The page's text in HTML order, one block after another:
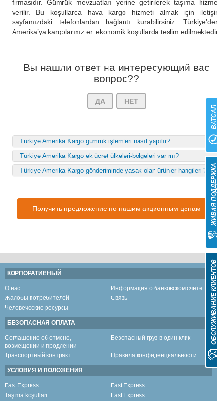
firmasıdır. Gümrük mevzuatları yerine getirilerek taşıma
verilir. Bu koşullarda hava kargo hizmeti almak için
sayfamızdaki telefonlardan bağlantı kurabilirsiniz.
Amerika’ya kargolarınız en ekonomik koşullarda teslim
Вы нашли ответ на интересующий вас
вопрос??
ДА НЕТ
Türkiye Amerika Kargo gümrük işlemleri nasıl yapılır?
Türkiye Amerika Kargo ek ücret ülkeleri-bölgeleri var mı?
Türkiye Amerika Kargo gönderiminde yasak olan ürünler hangileri ?
Получить предложение по нашим акционным ценам
КОРПОРАТИВНЫЙ
О нас
Информация о банковском счете
Жалобы потребителей
Связь
Человеческие ресурсы
БЕЗОПАСНАЯ ОПЛАТА
Соглашение об отмене,
возмещении и продлении
Безопасный груз в один клик
Транспортный контракт Правила конфиденциальности
УСЛОВИЯ И ПОЛОЖЕНИЯ
Fast Express
Fast Express
Taşıma koşulları
Fast Express
ОБСЛУЖИВАНИЕ КЛИЕНТОВ
ЖИВАЯ ПОДДЕРЖКА
ВАТСАП